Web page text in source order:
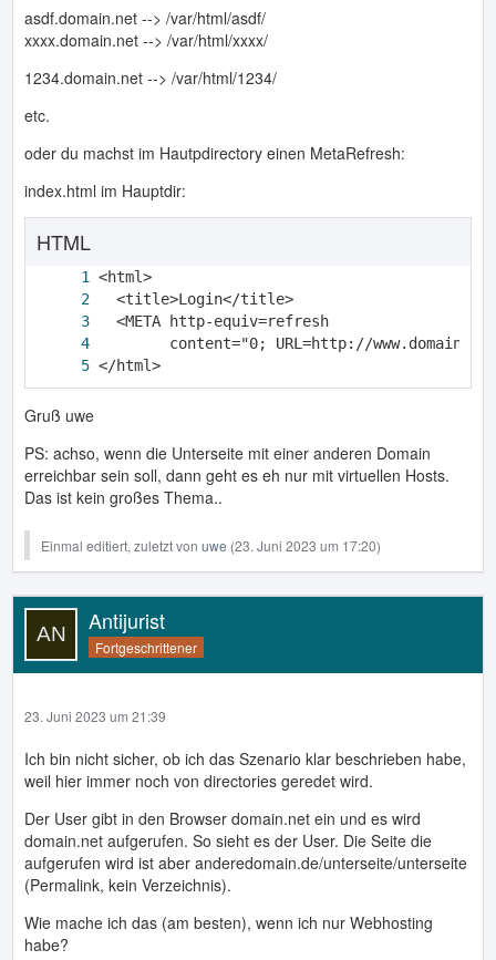
asdf.domain.net --> /var/html/asdf/
xxxx.domain.net --> /var/html/xxxx/
1234.domain.net --> /var/html/1234/
etc.
oder du machst im Hautpdirectory einen MetaRefresh:
index.html im Hauptdir:
HTML
</html>
Gruß uwe
PS: achso, wenn die Unterseite mit einer anderen Domain
erreichbar sein soll, dann geht es eh nur mit virtuellen Hosts.
Das ist kein großes Thema..
Einmal editiert, zuletzt von uwe (23. Juni 2023 um 17:20)
Antijurist
Fortgeschrittener
23. Juni 2023 um 21:39
Ich bin nicht sicher, ob ich das Szenario klar beschrieben habe,
weil hier immer noch von directories geredet wird.
Der User gibt in den Browser domain.net ein und es wird
domain.net aufgerufen. So sieht es der User. Die Seite die
aufgerufen wird ist aber anderedomain.de/unterseite/unterseite
(Permalink, kein Verzeichnis).
Wie mache ich das (am besten), wenn ich nur Webhosting
habe?